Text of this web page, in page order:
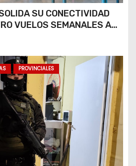
SU CONECTIVIDAD
VUELOS SEMANALES A
PROVINCIALES